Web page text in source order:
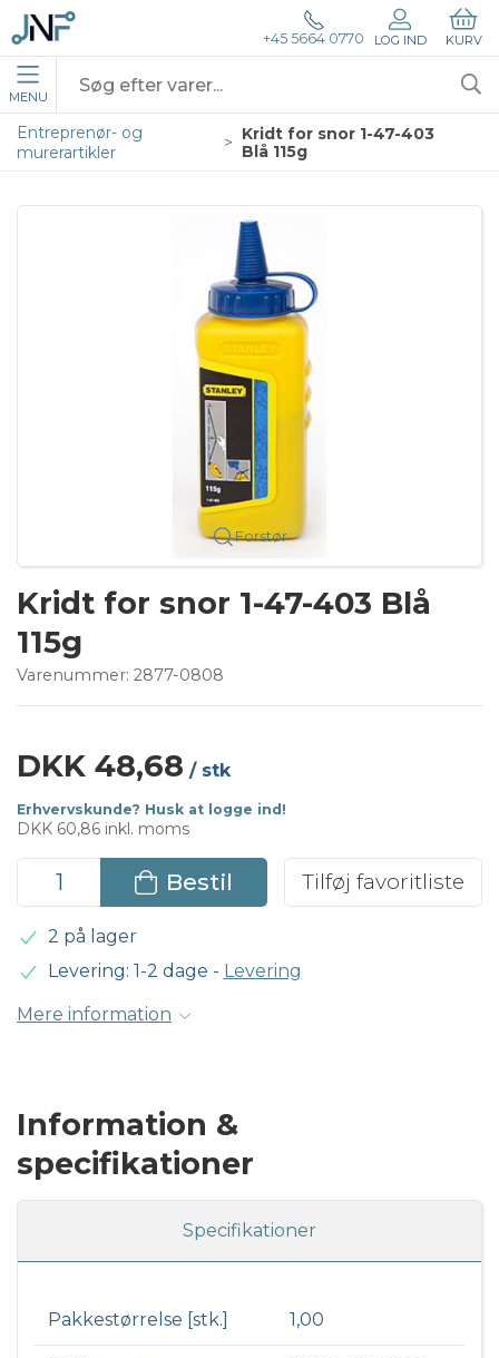
+45 5664 0770 LOG IND KURV
MENU
Entreprenør- og
murerartikler
Kridt for snor 1-47-403
Blå 115g
Forstør
Kridt for snor 1-47-403 Blå
115g
Varenummer: 2877-0808
DKK 48,68 / stk
Erhvervskunde? Husk at logge ind!
DKK 60,86 inkl. moms
Bestil Tilføj favoritliste
2 på lager
Levering: 1-2 dage - Levering
Mere information
Information &
specifikationer
Specifikationer
Pakkestørrelse [stk.] 1,00